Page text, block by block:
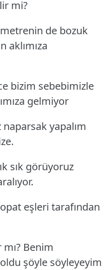
mi?
de bozuk
aklımıza
bizim sebebimizle
gelmiyor
yapalım
sık görüyoruz
eşleri tarafından
Benim
şöyle söyleyeyim